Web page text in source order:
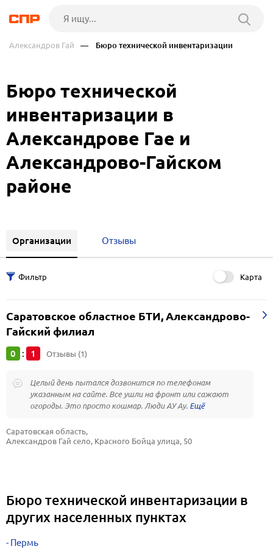
Александров Гай — Бюро технической инвентаризации
Бюро технической
инвентаризации в
Александрове Гае и
Александрово-Гайском
районе
Организации Отзывы
Карта
Саратовское областное БТИ, Александрово-
Гайский филиал
0 : 1 Отзывы (1)
Целый день пытался дозвонится по телефонам
указанным на сайте. Все ушли на фронт или сажают
огороды. Это просто кошмар. Люди АУ Ау.
Саратовская область,
Александров Гай село, Красного Бойца улица, 50
Бюро технической инвентаризации в
других населенных пунктах
Пермь